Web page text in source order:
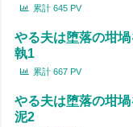
累計 645 PV
やる夫は堕落の坩
執1
累計 667 PV
やる夫は堕落の坩
泥2